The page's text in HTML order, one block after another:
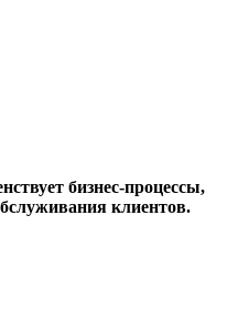
бизнес-процессы,
клиентов.